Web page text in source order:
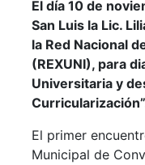
El día 10 de
San Luis la Lic.
la Red Nacional
(REXUNI), para
Universitaria y
El primer
Municipal de